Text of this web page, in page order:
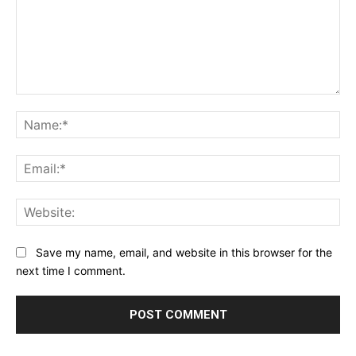
Save my name, email, and website in this browser for the
next time I comment.